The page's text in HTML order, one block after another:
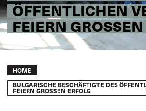
ÖFFENTLICHEN
FEIERN GROSSEN
Breadcrumb
HOME
BULGARISCHE BESCHÄFTIGTE DES
FEIERN GROSSEN ERFOLG